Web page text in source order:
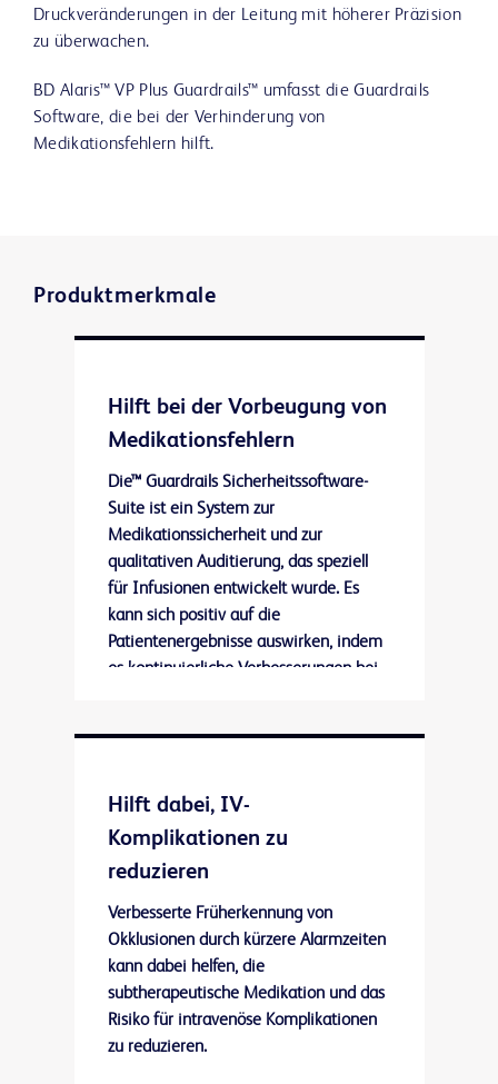
Druckveränderungen in der Leitung mit höherer Präzision
zu überwachen.
BD Alaris™ VP Plus Guardrails™ umfasst die Guardrails
Software, die bei der Verhinderung von
Medikationsfehlern hilft.
Produktmerkmale
Hilft bei der Vorbeugung von
Medikationsfehlern
Die™ Guardrails Sicherheitssoftware-
Suite ist ein System zur
Medikationssicherheit und zur
qualitativen Auditierung, das speziell
für Infusionen entwickelt wurde. Es
kann sich positiv auf die
Patientenergebnisse auswirken, indem
es kontinuierliche Verbesserungen bei
Hilft dabei, IV-
Komplikationen zu
reduzieren
Verbesserte Früherkennung von
Okklusionen durch kürzere Alarmzeiten
kann dabei helfen, die
subtherapeutische Medikation und das
Risiko für intravenöse Komplikationen
zu reduzieren.